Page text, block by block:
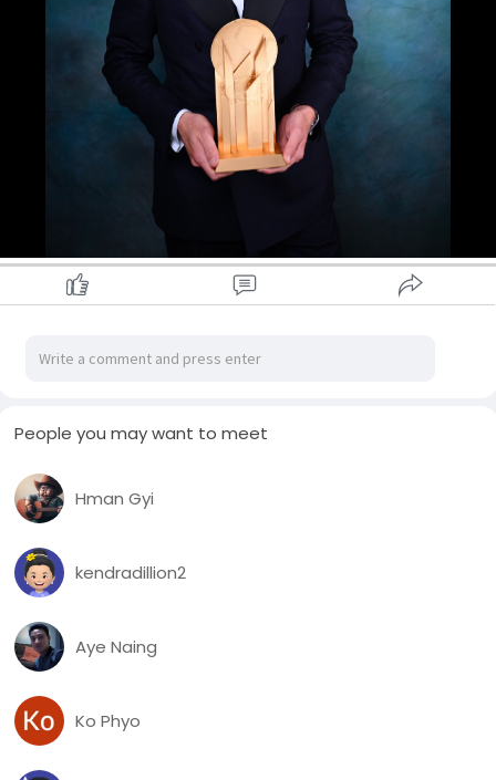
စ်နှစ်တာအကောင်းဆုံး အမျိုးသမီးဘောလုံးအသင်းဆုကိုတော့
ျန်ပီယံလိဂ်ချန်ပီယံ အာဆင်နယ်အမျိုးသမီးအသင်းက ဆွတ်ခူး
စ်နှစ်တာအကောင်းဆုံး အမျိုးသားဘောလုံးအသင်းဆုကိုတော့
စ်ရာသီအတွင်း ဖလား(၃)လုံးရ ပီအက်စ်ဂျီအသင်းက ဆွတ်ခူး
People you may want to meet
Hman Gyi
kendradillion2
Aye Naing
Ko Phyo